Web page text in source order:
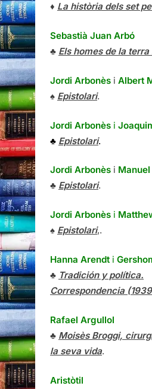
♦ La història dels set
Sebastià Juan Arbó
♣ Els homes de la
Jordi Arbonès i Albert
♠ Epistolari.
Jordi Arbonès i
♣ Epistolari.
Jordi Arbonès i
♣ Epistolari.
Jordi Arbonès i
♠ Epistolari,.
Hanna Arendt i
♣ Tradición y política.
Correspondencia
Rafael Argullol
♣ Moisès Broggi,
la seva vida.
Aristòtil